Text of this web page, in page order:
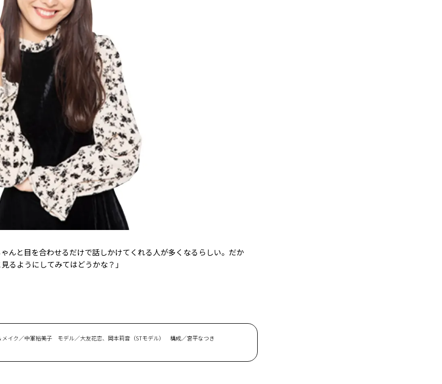
んと目を合わせるだけで話しかけてくれる人が多くなるらしい。だか
るようにしてみてはどうかな？」
イク／中軍裕美子 モデル／大友花恋、岡本莉音（STモデル） 構成／宮平なつき